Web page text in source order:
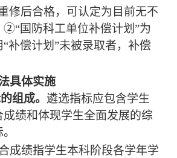
修后合格，可认定为目前无不
②“国防科工单位补偿计划 ”为
“补偿计划”未被录取者，补偿
具体实施
的组成。 遴选指标应包含学生
绩和体现学生全面发展的综
成绩指学生本科阶段各学年学